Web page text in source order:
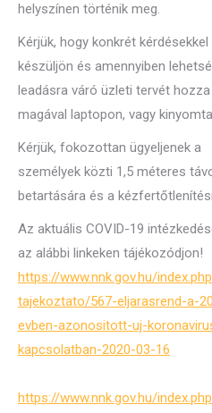
helyszínen történik meg.
Kérjük, hogy konkrét kérdésekkel
készüljön és amennyiben
leadásra váró üzleti tervét hozza
magával laptopon, vagy
Kérjük, fokozottan ügyeljenek a
személyek közti 1,5 méteres
betartására és a
Az aktuális COVID-19
az alábbi linkeken tájékozódjon!
https://www.nnk.gov.hu/
tajekoztato/567-eljarasrend-a-
evben-azonositott-uj-
kapcsolatban-2020-03-16
https://www.nnk.gov.hu/